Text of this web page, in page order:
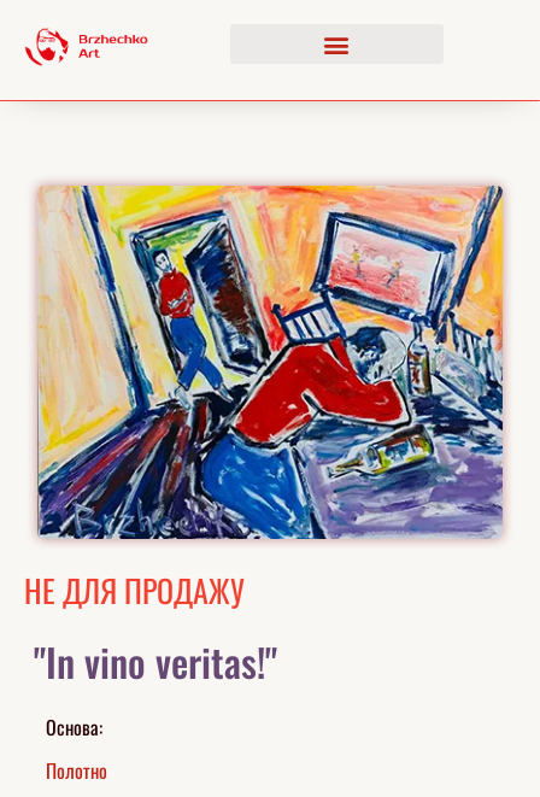
НЕ ДЛЯ ПРОДАЖУ
"In vino veritas!"
Основа:
Полотно